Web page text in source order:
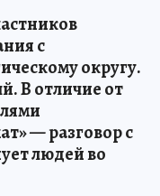
с
округу.
В отличие от
— разговор с
людей во